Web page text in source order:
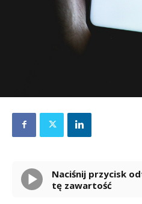
Naciśnij przycisk odtwarzania, aby odsłuchać
tę zawartość